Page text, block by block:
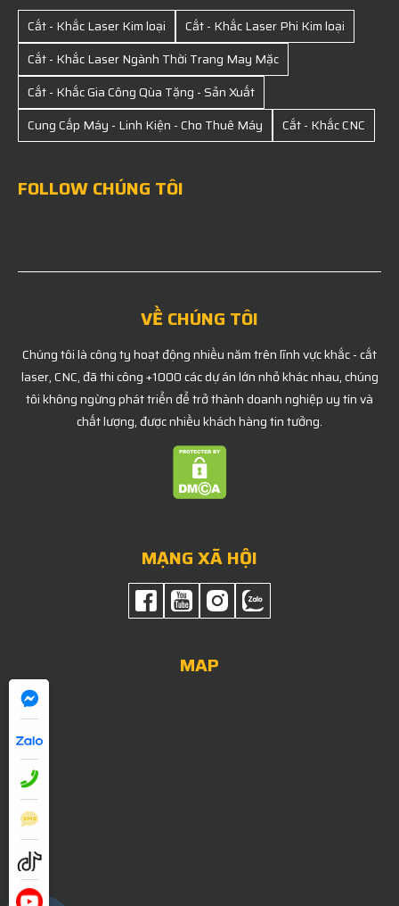
Cắt - Khắc Laser Kim loại
Cắt - Khắc Laser Phi Kim loại
Cắt - Khắc Laser Ngành Thời Trang May Mặc
Cắt - Khắc Gia Công Qùa Tặng - Sản Xuất
Cung Cấp Máy - Linh Kiện - Cho Thuê Máy
Cắt - Khắc CNC
FOLLOW CHÚNG TÔI
VỀ CHÚNG TÔI
Chúng tôi là công ty hoạt động nhiều năm trên lĩnh vực khắc - cắt
laser, CNC, đã thi công +1000 các dự án lớn nhỏ khác nhau, chúng
tôi không ngừng phát triển để trở thành doanh nghiệp uy tín và
chất lượng, được nhiều khách hàng tin tưởng.
MẠNG XÃ HỘI
MAP